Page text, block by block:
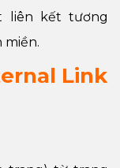
liên kết tương
miền.
Link